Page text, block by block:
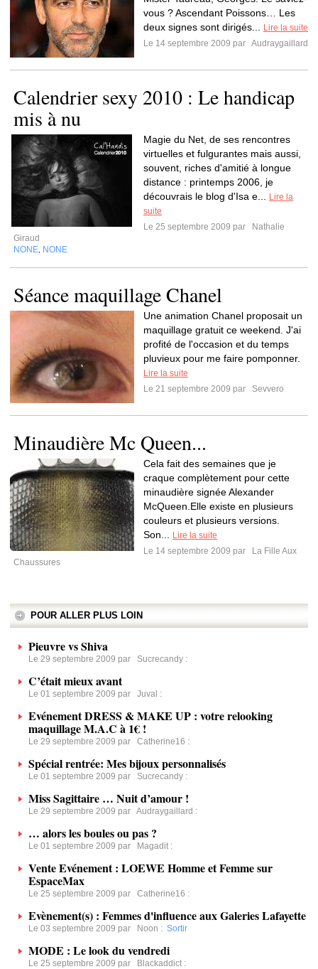
vous ? Ascendant Poissons… Les
deux signes sont dirigés...
Lire la suite
Le 14 septembre 2009 par Audraygaillard
Calendrier sexy 2010 : Le handicap
mis à nu
Magie du Net, de ses rencontres
virtuelles et fulgurantes mais aussi,
souvent, riches d'amitié à longue
distance : printemps 2006, je
découvrais le blog d'Isa e...
Lire la
suite
Le 25 septembre 2009 par
Nathalie
Giraud
NONE NONE
Séance maquillage Chanel
Une animation Chanel proposait un
maquillage gratuit ce weekend. J'ai
profité de l'occasion et du temps
pluvieux pour me faire pomponner.
Lire la suite
Le 21 septembre 2009 par
Sevvero
Minaudière Mc Queen...
Cela fait des semaines que je
craque complètement pour cette
minaudière signée Alexander
McQueen.Elle existe en plusieurs
couleurs et plusieurs versions.
Son...
Lire la suite
Le 14 septembre 2009 par
La Fille Aux
Chaussures
POUR ALLER PLUS LOIN
Pieuvre vs Shiva
Le 29 septembre 2009 par Sucrecandy :
C’était mieux avant
Le 01 septembre 2009 par Juval :
Evénement DRESS & MAKE UP : votre relooking
maquillage M.A.C à 1€ !
Le 29 septembre 2009 par Catherine16 :
Spécial rentrée: Mes bijoux personnalisés
Le 01 septembre 2009 par Sucrecandy :
Miss Sagittaire … Nuit d’amour !
Le 29 septembre 2009 par Audraygaillard :
… alors les boules ou pas ?
Le 01 septembre 2009 par Magadit :
Vente Evénement : LOEWE Homme et Femme sur
EspaceMax
Le 25 septembre 2009 par Catherine16 :
Evènement(s) : Femmes d'influence aux Galeries Lafayette
Le 03 septembre 2009 par Noon : Sortir
MODE : Le look du vendredi
Le 25 septembre 2009 par Blackaddict :